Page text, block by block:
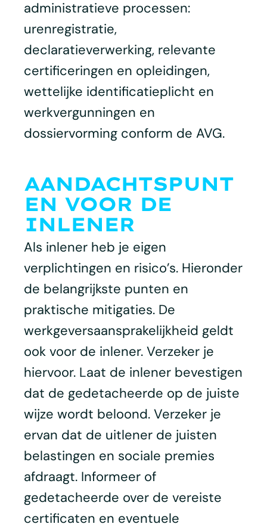
administratieve processen:
urenregistratie,
declaratieverwerking, relevante
certificeringen en opleidingen,
wettelijke identificatieplicht en
werkvergunningen en
dossiervorming conform de AVG.
AANDACHTSPUNT
EN VOOR DE
INLENER
Als inlener heb je eigen
verplichtingen en risico’s. Hieronder
de belangrijkste punten en
praktische mitigaties. De
werkgeversaansprakelijkheid geldt
ook voor de inlener. Verzeker je
hiervoor. Laat de inlener bevestigen
dat de gedetacheerde op de juiste
wijze wordt beloond. Verzeker je
ervan dat de uitlener de juisten
belastingen en sociale premies
afdraagt. Informeer of
gedetacheerde over de vereiste
certificaten en eventuele